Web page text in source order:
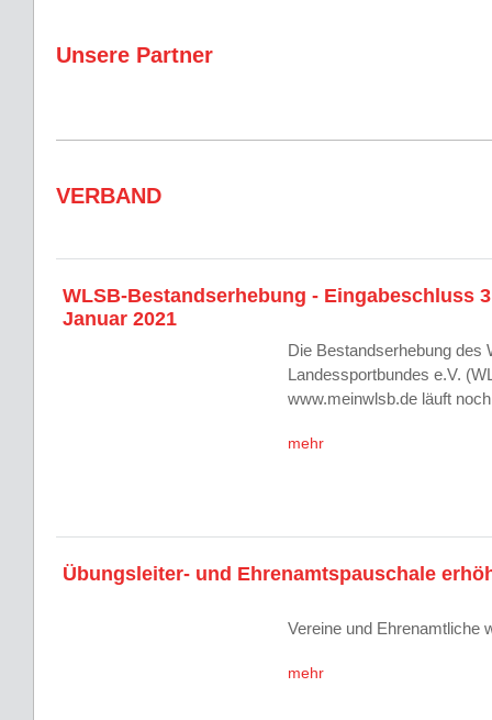
Unsere Partner
VERBAND
WLSB-Bestandserhebung - Eingabeschluss
Januar 2021
Die Bestandserhebung des
Landessportbundes e.V.
www.meinwlsb.de läuft
mehr
Übungsleiter- und Ehrenamtspauschale
Vereine und Ehrenamtliche
mehr